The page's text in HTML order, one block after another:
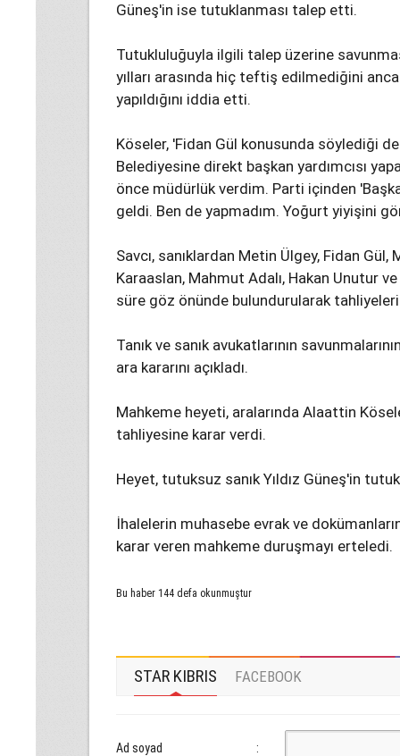
Güneş'in ise tutuklanması talep etti.
Tutukluluğuyla ilgili talep üzerine
yılları arasında hiç teftiş edilmediğini
yapıldığını iddia etti.
Köseler, 'Fidan Gül konusunda söylediği
Belediyesine direkt başkan yardımcısı
önce müdürlük verdim. Parti içinden
geldi. Ben de yapmadım. Yoğurt yiyişini
Savcı, sanıklardan Metin Ülgey, Fidan
Karaaslan, Mahmut Adalı, Hakan Unutur
süre göz önünde bulundurularak
Tanık ve sanık avukatlarının
ara kararını açıkladı.
Mahkeme heyeti, aralarında Alaattin
tahliyesine karar verdi.
Heyet, tutuksuz sanık Yıldız Güneş'in
İhalelerin muhasebe evrak ve
karar veren mahkeme duruşmayı erteledi.
Bu haber 144 defa okunmuştur
STAR KIBRIS FACEBOOK
Ad soyad :